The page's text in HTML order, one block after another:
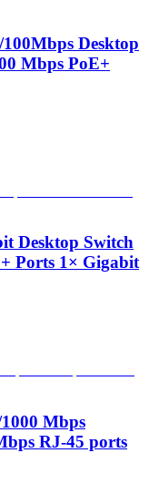
Desktop
Mbps PoE+
Desktop Switch
Ports 1× Gigabit
Mbps
RJ-45 ports